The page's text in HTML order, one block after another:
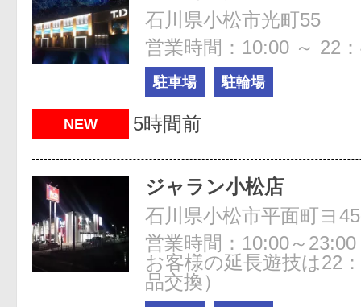
石川県小松市光町55
営業時間：10:00 ～ 22
駐車場 駐輪場
NEW 5時間前
ジャラン小松店
石川県小松市平面町ヨ
営業時間：10:00～
お客様の延長遊技は22
品交換）